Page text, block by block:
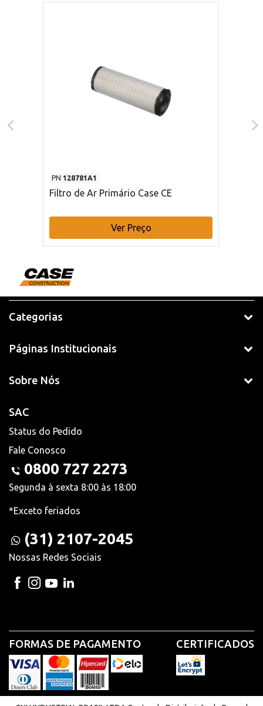
PN 128781A1
Filtro de Ar Primário Case CE
Ver Preço
Categorias
Páginas Institucionais
Sobre Nós
SAC
Status do Pedido
Fale Conosco
0800 727 2273
Segunda à sexta 8:00 às 18:00
*Exceto feriados
(31) 2107-2045
Nossas Redes Sociais
FORMAS DE PAGAMENTO CERTIFICADOS